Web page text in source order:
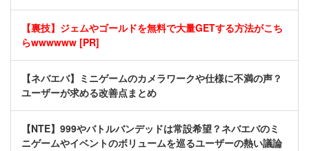
【裏技】ジェムやゴールドを無料で大量GETする方法がこち
らwwwwww [PR]
【ネバエバ】ミニゲームのカメラワークや仕様に不満の声？
ユーザーが求める改善点まとめ
【NTE】999やバトルバンデッドは常設希望？ネバエバのミ
ニゲームやイベントのボリュームを巡るユーザーの熱い議論